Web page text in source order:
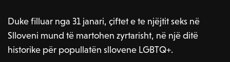
Duke filluar nga 31 janari, çiftet e te njëjtit seks në
Slloveni mund të martohen zyrtarisht, në një ditë
historike për popullatën sllovene LGBTQ+.